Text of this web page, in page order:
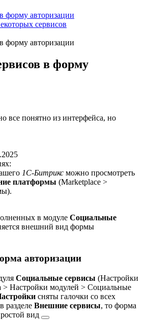
форму авторизации
сервисов
форму авторизации
в форму
все понятно из интерфейса, но
1С-Битрикс можно просмотреть
платформы (Marketplace >
).
в модуле Социальные
внешний вид формы
авторизации
Социальные сервисы (Настройки
> Настройки модулей > Социальные
сняты галочки со всех
разделе Внешние сервисы, то форма
вид